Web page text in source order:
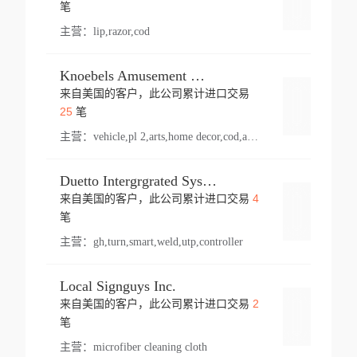
笔
主营： lip,razor,cod
Knoebels Amusement Resort
来自美国的客户，此公司累计进口交易
25笔
主营： vehicle,pl 2,arts,home decor,cod,amusement ride,sea
Duetto Intergrgrated Systems Inc.
来自美国的客户，此公司累计进口交易 4
笔
主营： gh,turn,smart,weld,utp,controller
Local Signguys Inc.
来自美国的客户，此公司累计进口交易 2
笔
主营： microfiber cleaning cloth